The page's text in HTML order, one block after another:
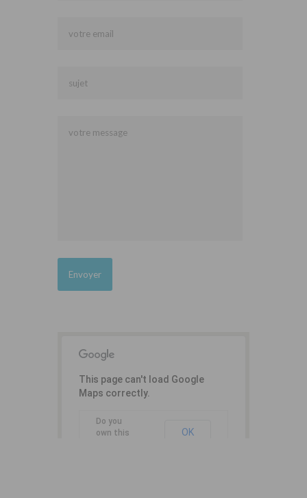
This page can't load Google
Maps correctly.
Do you
own this
OK